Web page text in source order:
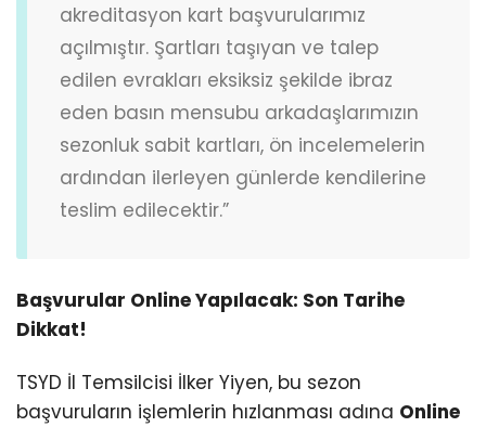
akreditasyon kart başvurularımız
açılmıştır. Şartları taşıyan ve talep
edilen evrakları eksiksiz şekilde ibraz
eden basın mensubu arkadaşlarımızın
sezonluk sabit kartları, ön incelemelerin
ardından ilerleyen günlerde kendilerine
teslim edilecektir.”
Başvurular Online Yapılacak: Son Tarihe
Dikkat!
TSYD İl Temsilcisi İlker Yiyen, bu sezon
başvuruların işlemlerin hızlanması adına Online